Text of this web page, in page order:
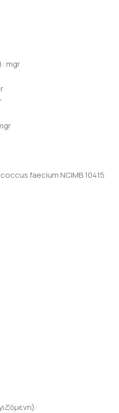
mgr
faecium NCIMB 10415